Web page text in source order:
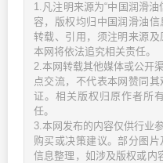
1.凡注明来源为“中国润滑
容，版权均归中国润滑油
转载、引用，须注明来源及
本网将依法追究相关责任。
2.本网转载其他媒体或公开
点交流，不代表本网赞同
证。相关版权归原作者所
任。
3.本网发布的内容仅供行业
购买或决策建议。部分图
信息整理，如涉及版权或内